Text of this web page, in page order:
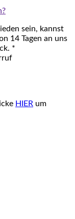
sein, kannst
14 Tagen an uns
*
HIER um